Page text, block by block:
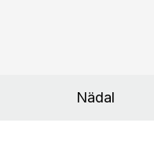
Nädal